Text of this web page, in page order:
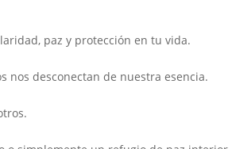
paz y protección en tu vida.
nos desconectan de nuestra esencia.